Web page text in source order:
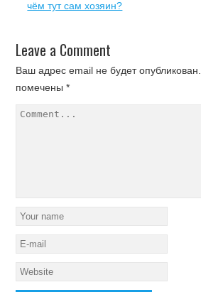
чём тут сам хозяин?
Leave a Comment
Ваш адрес email не будет опубликован.
помечены*